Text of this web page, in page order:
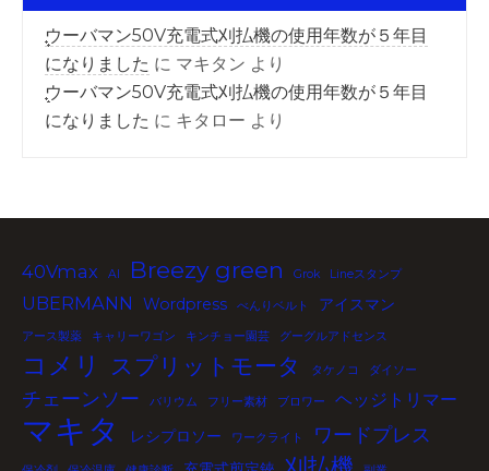
ウーバマン50V充電式刈払機の使用年数が５年目
になりました に マキタン より
ウーバマン50V充電式刈払機の使用年数が５年目
になりました に キタロー より
40Vmax AI Breezy green Grok Lineスタンプ
UBERMANN Wordpress べんりベルト アイスマン
アース製薬 キャリーワゴン キンチョー園芸 グーグルアドセンス
コメリ スプリットモータ タケノコ ダイソー
チェーンソー バリウム フリー素材 ブロワー ヘッジトリマー
マキタ レシプロソー ワークライト ワードプレス